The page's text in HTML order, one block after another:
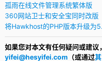
孤雨在线文件管理系统繁体版
360网站卫士和安全宝同时改版
将Hawkhost的PHP版本升级为
如果您对本文有任何疑问或建议
yifei@hesyifei.com （或通过